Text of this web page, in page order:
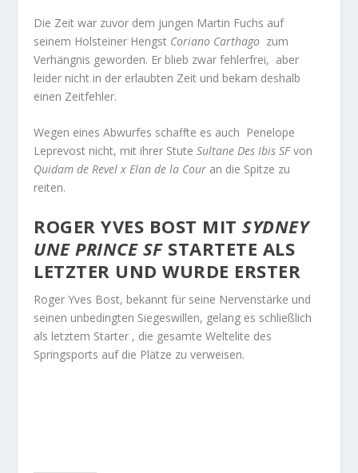
Die Zeit war zuvor dem jungen Martin Fuchs auf
seinem Holsteiner Hengst Coriano Carthago zum
Verhängnis geworden. Er blieb zwar fehlerfrei, aber
leider nicht in der erlaubten Zeit und bekam deshalb
einen Zeitfehler.
Wegen eines Abwurfes schaffte es auch Penelope
Leprevost nicht, mit ihrer StuteSultane Des Ibis SFvon
Quidam de Revel x Elan de la Cour an die Spitze zu
reiten.
ROGER YVES BOST MITSYDNEY
UNE PRINCE SFSTARTETE ALS
LETZTER UND WURDE ERSTER
Roger Yves Bost, bekannt für seine Nervenstärke und
seinen unbedingten Siegeswillen, gelang es schließlich
als letztem Starter , die gesamte Weltelite des
Springsports auf die Plätze zu verweisen.